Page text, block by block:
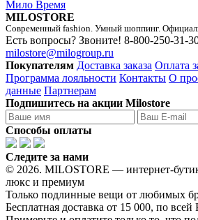
Мило Время
MILOSTORE
Современный fashion. Умный шоппинг.
Есть вопросы? Звоните! 8-800-250-31-
milostore@milogroup.ru
Покупателям Доставка заказа Оплата
Программа лояльности Контакты О
данные Партнерам
Подпишитесь на акции Milostore
Способы оплаты
Следите за нами
© 2026. MILOSTORE — интернет-
люкс и премиум
Только подлинные вещи от любимых
Бесплатная доставка от 15 000, по всей